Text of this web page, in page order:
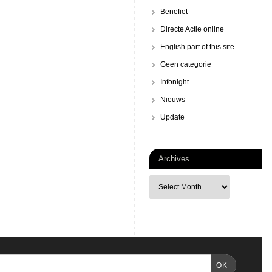
Benefiet
Directe Actie online
English part of this site
Geen categorie
Infonight
Nieuws
Update
Archives
OK